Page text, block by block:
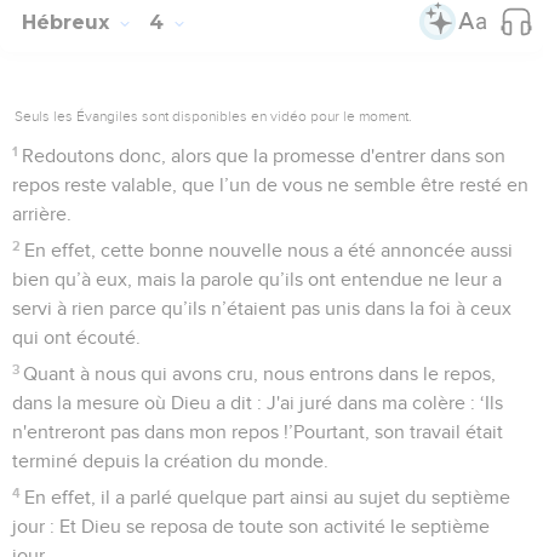
Hébreux 4
Seuls les Évangiles sont disponibles en vidéo pour le moment.
1 Redoutons donc, alors que la promesse d'entrer dans son
repos reste valable, que l’un de vous ne semble être resté en
arrière.
2 En effet, cette bonne nouvelle nous a été annoncée aussi
bien qu’à eux, mais la parole qu’ils ont entendue ne leur a
servi à rien parce qu’ils n’étaient pas unis dans la foi à ceux
qui ont écouté.
3 Quant à nous qui avons cru, nous entrons dans le repos,
dans la mesure où Dieu a dit : J'ai juré dans ma colère : ‘Ils
n'entreront pas dans mon repos !’Pourtant, son travail était
terminé depuis la création du monde.
4 En effet, il a parlé quelque part ainsi au sujet du septième
jour : Et Dieu se reposa de toute son activité le septième